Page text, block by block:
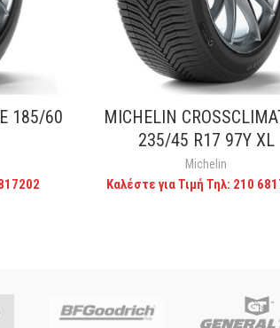
185/60
CALL FOR PRICE
MICHELIN
235/45 R17 97Y XL
Michelin
Καλέστε για Τιμή Τηλ: 210